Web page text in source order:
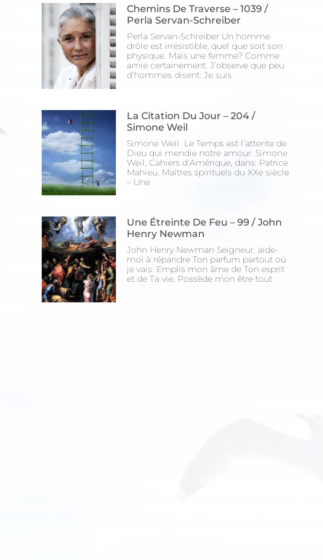
Chemins De Traverse – 1039 /
Perla Servan-Schreiber
Perla Servan-Schreiber Un homme
drôle est irrésistible, quel que soit son
physique. Mais une femme? Comme
amie certainement. J’observe que peu
d’hommes disent: Je suis
La Citation Du Jour – 204 /
Simone Weil
Simone Weil Le Temps est l’attente de
Dieu qui mendie notre amour. Simone
Weil, Cahiers d’Amérique, dans: Patrice
Mahieu, Maîtres spirituels du XXe siècle
– Une
Une Étreinte De Feu – 99 / John
Henry Newman
John Henry Newman Seigneur, aide-
moi à répandre Ton parfum partout où
je vais. Emplis mon âme de Ton esprit
et de Ta vie. Possède mon être tout